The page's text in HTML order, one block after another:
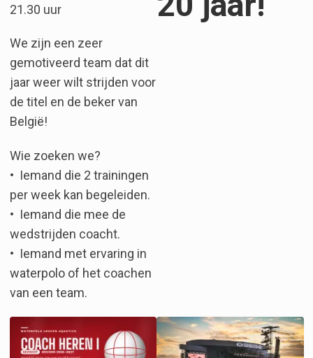
21.30 uur
We zijn een zeer
gemotiveerd team dat dit
jaar weer wilt strijden voor
de titel en de beker van
België!
Wie zoeken we?
•⁠ ⁠Iemand die 2 trainingen
per week kan begeleiden.
•⁠ ⁠Iemand die mee de
wedstrijden coacht.
•⁠ ⁠Iemand met ervaring in
waterpolo of het coachen
van een team.